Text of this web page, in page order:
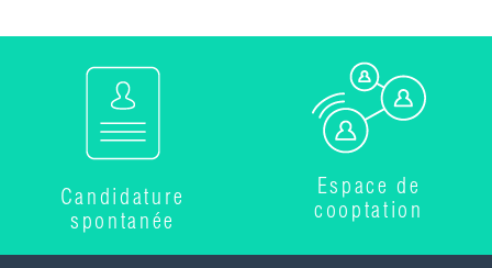
Candidature
spontanée
Espace de
cooptation